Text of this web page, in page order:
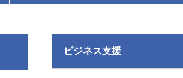
ビジネス支援